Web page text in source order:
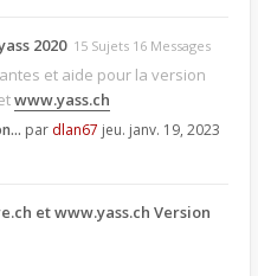
2020 15 Sujets 16 Messages
et aide pour la version
www.yass.ch
par dlan67 jeu. janv. 19, 2023
et www.yass.ch Version